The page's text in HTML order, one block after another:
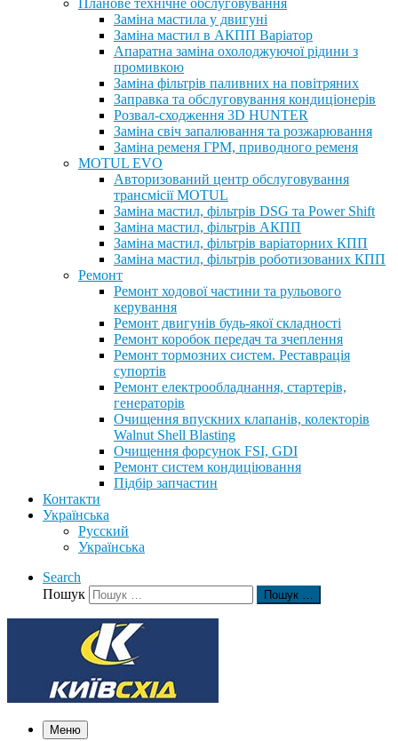
Планове технічне обслуговування
Заміна мастила у двигуні
Заміна мастил в АКПП Варіатор
Апаратна заміна охолоджуючої рідини з
промивкою
Заміна фільтрів паливних на повітряних
Заправка та обслуговування кондиціонерів
Розвал-сходження 3D HUNTER
Заміна свіч запалювання та розжарювання
Заміна ременя ГРМ, приводного ременя
MOTUL EVO
Авторизований центр обслуговування
трансмісії MOTUL
Заміна мастил, фільтрів DSG та Power Shift
Заміна мастил, фільтрів АКПП
Заміна мастил, фільтрів варіаторних КПП
Заміна мастил, фільтрів роботизованих КПП
Ремонт
Ремонт ходової частини та рульового
керування
Ремонт двигунів будь-якої складності
Ремонт коробок передач та зчеплення
Ремонт тормозних систем. Реставрація
супортів
Ремонт електрообладнання, стартерів,
генераторів
Очищення впускних клапанів, колекторів
Walnut Shell Blasting
Очищення форсунок FSI, GDI
Ремонт систем кондиціювання
Підбір запчастин
Контакти
Українська
Русский
Українська
Search
Пошук
Пошук …
Меню